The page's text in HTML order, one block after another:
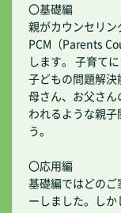
〇基礎編
親がカウンセリ
PCM（Parents
します。 子育て
子どもの問題解
母さん、お父さ
われるような親
う。
〇応用編
基礎編ではどの
ーしました。し